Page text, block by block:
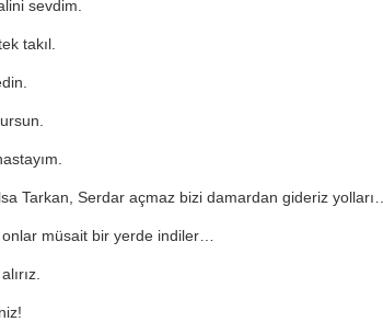
sevdim.
takıl.
Tarkan, Serdar açmaz bizi damardan gideriz yolları…
onlar müsait bir yerde indiler…